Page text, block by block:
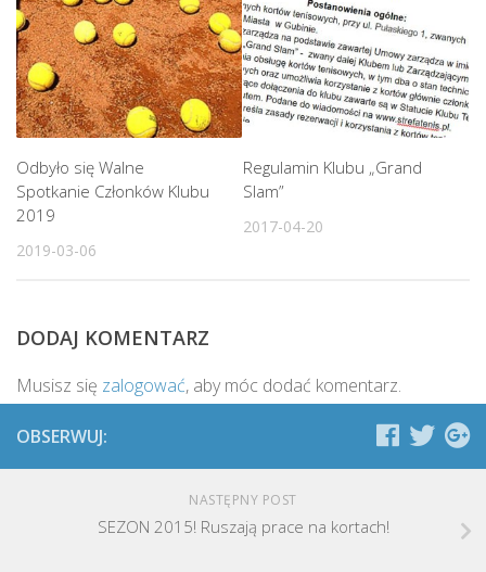
Odbyło się Walne
Spotkanie Członków Klubu
2019
2019-03-06
Regulamin Klubu „Grand
Slam”
2017-04-20
DODAJ KOMENTARZ
Musisz się zalogować, aby móc dodać komentarz.
OBSERWUJ:
NASTĘPNY POST
SEZON 2015! Ruszają prace na kortach!